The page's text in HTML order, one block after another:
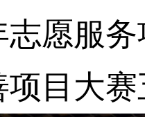
志愿服
项目大